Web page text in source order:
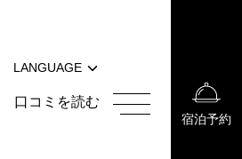
LANGUAGE
English
口コミを読む
한국어
宿泊予約